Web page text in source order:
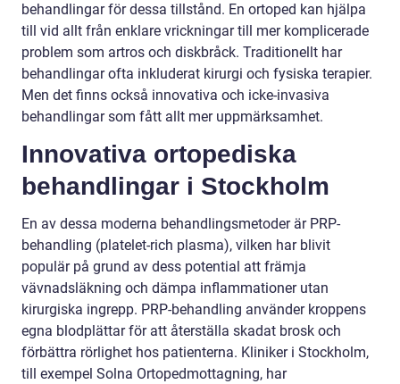
behandlingar för dessa tillstånd. En ortoped kan hjälpa
till vid allt från enklare vrickningar till mer komplicerade
problem som artros och diskbråck. Traditionellt har
behandlingar ofta inkluderat kirurgi och fysiska terapier.
Men det finns också innovativa och icke-invasiva
behandlingar som fått allt mer uppmärksamhet.
Innovativa ortopediska
behandlingar i Stockholm
En av dessa moderna behandlingsmetoder är PRP-
behandling (platelet-rich plasma), vilken har blivit
populär på grund av dess potential att främja
vävnadsläkning och dämpa inflammationer utan
kirurgiska ingrepp. PRP-behandling använder kroppens
egna blodplättar för att återställa skadat brosk och
förbättra rörlighet hos patienterna. Kliniker i Stockholm,
till exempel Solna Ortopedmottagning, har